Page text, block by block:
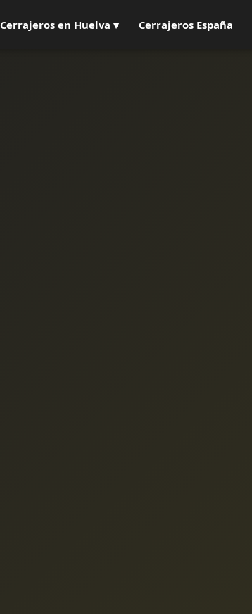
Cerrajeros en Huelva ▾ Cerrajeros España